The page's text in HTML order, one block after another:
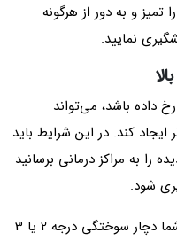
و به دور از هرگونه
نمایید.
داده باشد، می‌تواند
کند. در این شرایط باید
را به مراکز درمانی برسانید
شود.
در صورتی که خود یا فردی در اطراف شما دچار سوختگی درجه 2 یا 3